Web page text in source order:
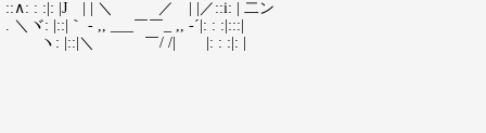
::∧: : :|: |J | | ＼ ／ | |／::i: | 二ン
. ＼ヾ: |::|｀ - ,, ___￣￣_ ,, -´|: : :|:::|
ヽ: |::|＼ ￣/ /| |: : :|: |